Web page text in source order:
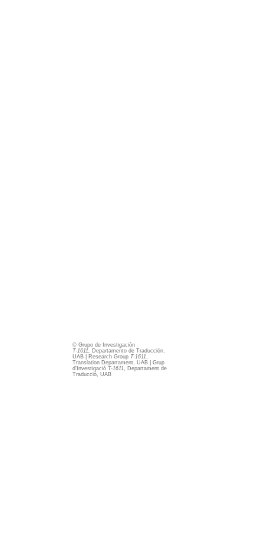
© Grupo de Investigación
T-1611, Departamento de Traducción,
UAB | Research Group T-1611,
Translation Departament, UAB | Grup
d'Investigació T-1611, Departament de
Traducció, UAB